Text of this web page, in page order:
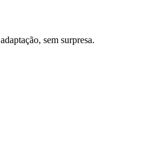
sem surpresa.